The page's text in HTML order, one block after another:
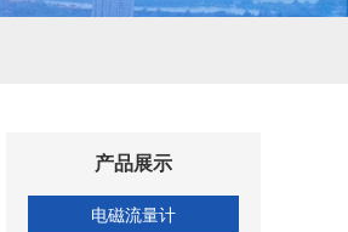
产品展示
电磁流量计